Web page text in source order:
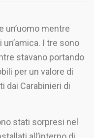
un’uomo mentre
un’amica. I tre sono
stavano portando
per un valore di
dai Carabinieri di
stati sorpresi nel